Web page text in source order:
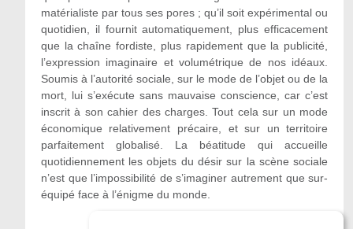
matérialiste par tous ses pores ; qu’il soit expérimental ou
quotidien, il fournit automatiquement, plus efficacement
que la chaîne fordiste, plus rapidement que la publicité,
l’expression imaginaire et volumétrique de nos idéaux.
Soumis à l’autorité sociale, sur le mode de l’objet ou de la
mort, lui s’exécute sans mauvaise conscience, car c’est
inscrit à son cahier des charges. Tout cela sur un mode
économique relativement précaire, et sur un territoire
parfaitement globalisé. La béatitude qui accueille
quotidiennement les objets du désir sur la scène sociale
n’est que l’impossibilité de s’imaginer autrement que sur-
équipé face à l’énigme du monde.